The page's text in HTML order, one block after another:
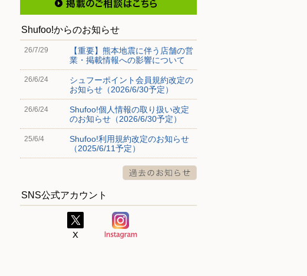
Shufoo!からのお知らせ
26/7/29
【重要】熊本地震に伴う店舗の営
業・掲載情報への影響について
26/6/24
シュフーポイント会員規約改定の
お知らせ（2026/6/30予定）
26/6/24
Shufoo!個人情報の取り扱い改定
のお知らせ（2026/6/30予定）
25/6/4
Shufoo!利用規約改定のお知らせ
（2025/6/11予定）
SNS公式アカウント